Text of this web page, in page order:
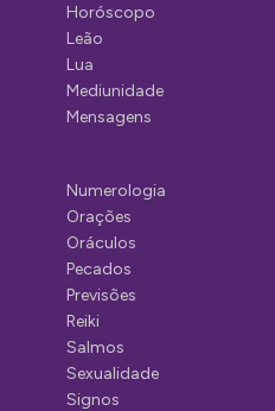
Horóscopo
Leão
Lua
Mediunidade
Mensagens
Numerologia
Orações
Oráculos
Pecados
Previsões
Reiki
Salmos
Sexualidade
Signos